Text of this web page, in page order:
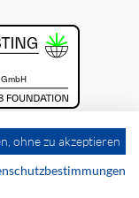
ohne zu akzeptieren